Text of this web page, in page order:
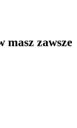
masz zawsze